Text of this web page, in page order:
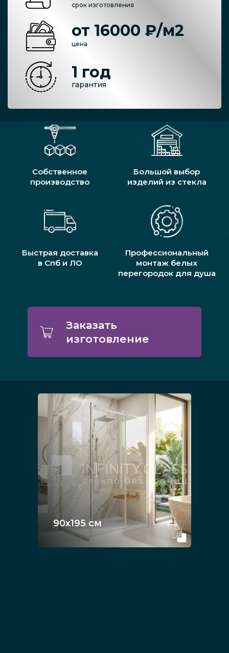
срок изготовления
от 16000 ₽/м2
цена
1 год
гарантия
Собственное
производство
Большой выбор
изделий из стекла
Быстрая доставка
в Спб и ЛО
Профессиональный
монтаж белых
перегородок для душа
Заказать
изготовление
90х195 см